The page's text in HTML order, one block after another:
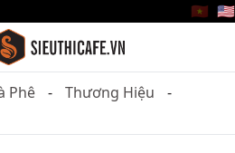
🇻🇳 🇺🇸
Phê
Thương Hiệu